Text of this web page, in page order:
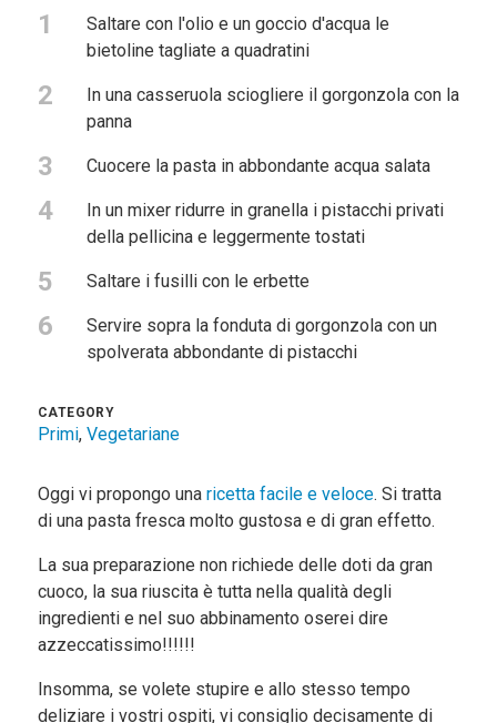
1
Saltare con l'olio e un goccio d'acqua le
bietoline tagliate a quadratini
2
In una casseruola sciogliere il gorgonzola con la
panna
3 Cuocere la pasta in abbondante acqua salata
4
In un mixer ridurre in granella i pistacchi privati
della pellicina e leggermente tostati
5 Saltare i fusilli con le erbette
6
Servire sopra la fonduta di gorgonzola con un
spolverata abbondante di pistacchi
CATEGORY
Primi, Vegetariane
Oggi vi propongo una ricetta facile e veloce. Si tratta
di una pasta fresca molto gustosa e di gran effetto.
La sua preparazione non richiede delle doti da gran
cuoco, la sua riuscita è tutta nella qualità degli
ingredienti e nel suo abbinamento oserei dire
azzeccatissimo!!!!!!
Insomma, se volete stupire e allo stesso tempo
deliziare i vostri ospiti, vi consiglio decisamente di